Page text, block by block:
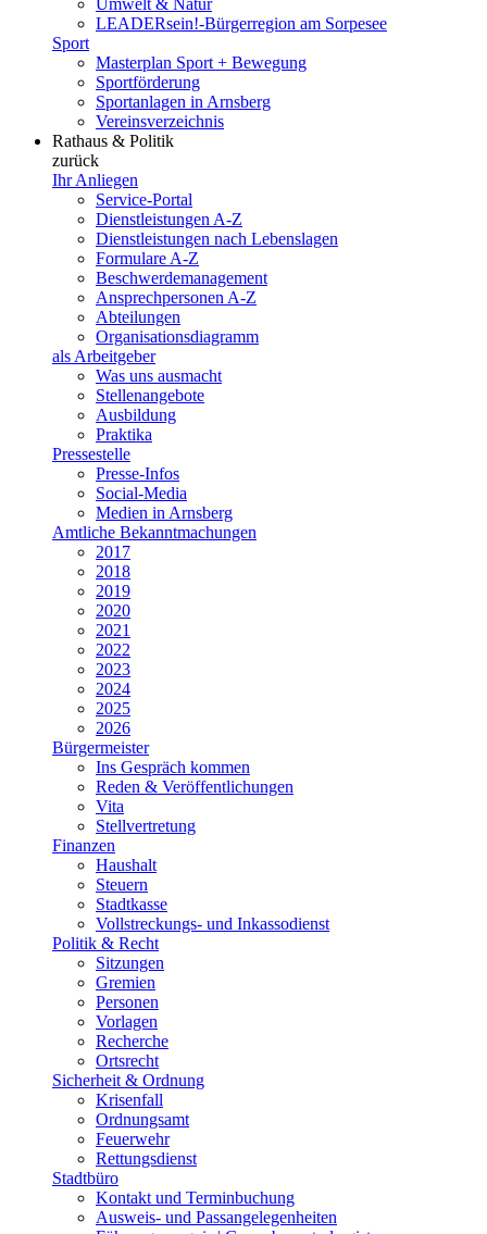
Umwelt & Natur
LEADERsein!-Bürgerregion am Sorpesee
Sport
Masterplan Sport + Bewegung
Sportförderung
Sportanlagen in Arnsberg
Vereinsverzeichnis
Rathaus & Politik
zurück
Ihr Anliegen
Service-Portal
Dienstleistungen A-Z
Dienstleistungen nach Lebenslagen
Formulare A-Z
Beschwerdemanagement
Ansprechpersonen A-Z
Abteilungen
Organisationsdiagramm
als Arbeitgeber
Was uns ausmacht
Stellenangebote
Ausbildung
Praktika
Pressestelle
Presse-Infos
Social-Media
Medien in Arnsberg
Amtliche Bekanntmachungen
2017
2018
2019
2020
2021
2022
2023
2024
2025
2026
Bürgermeister
Ins Gespräch kommen
Reden & Veröffentlichungen
Vita
Stellvertretung
Finanzen
Haushalt
Steuern
Stadtkasse
Vollstreckungs- und Inkassodienst
Politik & Recht
Sitzungen
Gremien
Personen
Vorlagen
Recherche
Ortsrecht
Sicherheit & Ordnung
Krisenfall
Ordnungsamt
Feuerwehr
Rettungsdienst
Stadtbüro
Kontakt und Terminbuchung
Ausweis- und Passangelegenheiten